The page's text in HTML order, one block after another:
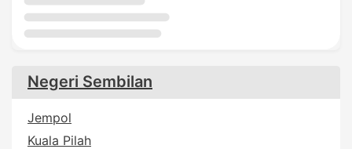
Negeri Sembilan
Jempol
Kuala Pilah